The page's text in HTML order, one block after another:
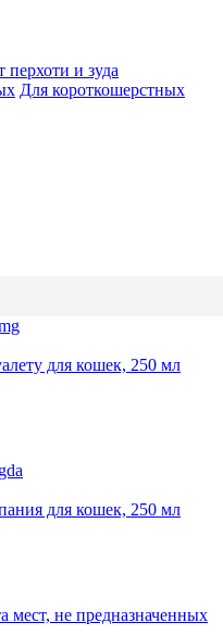
перхоти и зуда
Для короткошерстных
для кошек, 250 мл
для кошек, 250 мл